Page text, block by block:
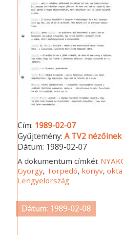
Cím: 1989-02-07
Gyűjtemény:A TV2
Dátum: 1989-02-07
A dokumentum címkéi:
György, Torpedó, könyv,
Lengyelország
Dátum: 1989-02-08